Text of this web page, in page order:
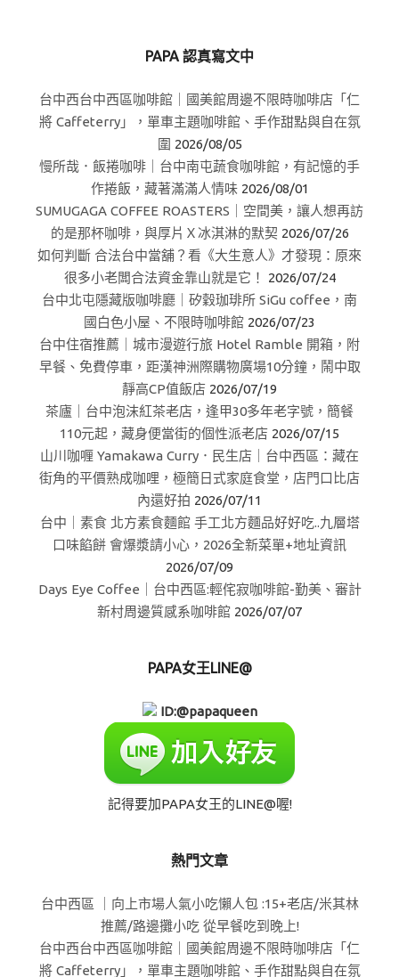
PAPA 認真寫文中
台中西台中西區咖啡館｜國美館周邊不限時咖啡店「仁
將 Caffeterry」，單車主題咖啡館、手作甜點與自在氛
圍 2026/08/05
慢所哉．飯捲咖啡｜台中南屯蔬食咖啡館，有記憶的手
作捲飯，藏著滿滿人情味 2026/08/01
SUMUGAGA COFFEE ROASTERS｜空間美，讓人想再訪
的是那杯咖啡，與厚片Ｘ冰淇淋的默契 2026/07/26
如何判斷 合法台中當舖？看《大生意人》才發現：原來
很多小老闆合法資金靠山就是它！
2026/07/24
台中北屯隱藏版咖啡廳｜矽穀珈琲所 SiGu coffee，南
國白色小屋、不限時咖啡館 2026/07/23
台中住宿推薦｜城市漫遊行旅 Hotel Ramble 開箱，附
早餐、免費停車，距漢神洲際購物廣場10分鐘，鬧中取
靜高CP值飯店 2026/07/19
茶廬｜台中泡沫紅茶老店，逢甲30多年老字號，簡餐
110元起，藏身便當街的個性派老店 2026/07/15
山川咖喱 Yamakawa Curry．民生店｜台中西區：藏在
街角的平價熟成咖哩，極簡日式家庭食堂，店門口比店
內還好拍 2026/07/11
台中｜素食 北方素食麵館 手工北方麵品好好吃..九層塔
口味餡餅 會爆漿請小心，2026全新菜單+地址資訊
2026/07/09
Days Eye Coffee｜台中西區:輕侘寂咖啡館-勤美、審計
新村周邊質感系咖啡館 2026/07/07
PAPA女王LINE@
ID:@papaqueen
記得要加PAPA女王的LINE@喔!
熱門文章
台中西區 ｜向上市場人氣小吃懶人包 :15+老店/米其林
推薦/路邊攤小吃 從早餐吃到晚上!
台中西台中西區咖啡館｜國美館周邊不限時咖啡店「仁
將 Caffeterry」，單車主題咖啡館、手作甜點與自在氛